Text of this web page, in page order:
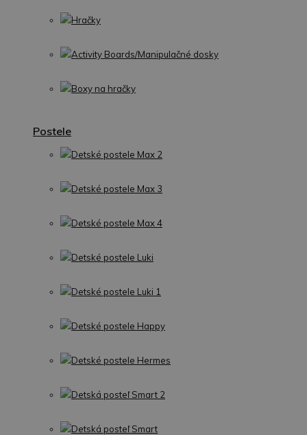
Hračky
Activity Boards/Manipulačné dosky
Boxy na hračky
Postele
Detské postele Max 2
Detské postele Max 3
Detské postele Max 4
Detské postele Luki
Detské postele Luki 1
Detské postele Happy
Detské postele Hermes
Detská posteľ Smart 2
Detská posteľ Smart